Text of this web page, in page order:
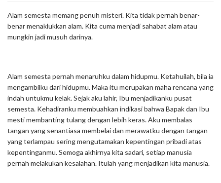
Alam semesta memang penuh misteri. Kita tidak pernah benar-
benar menaklukkan alam. Kita cuma menjadi sahabat alam atau
mungkin jadi musuh darinya.
Alam semesta pernah menaruhku dalam hidupmu. Ketahuilah, bila ia
mengambilku dari hidupmu. Maka itu merupakan maha rencana yang
indah untukmu kelak. Sejak aku lahir, Ibu menjadikanku pusat
semesta. Kehadiranku membuahkan indikasi bahwa Bapak dan Ibu
mesti membanting tulang dengan lebih keras. Aku membalas
tangan yang senantiasa membelai dan merawatku dengan tangan
yang terlampau sering mengutamakan kepentingan pribadi atas
kepentinganmu. Semoga akhirnya kita sadari, setiap manusia
pernah melakukan kesalahan. Itulah yang menjadikan kita manusia.